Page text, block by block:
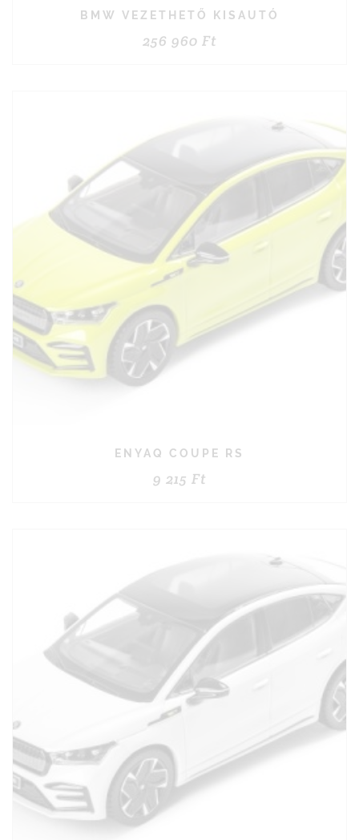
BMW VEZETHETŐ KISAUTÓ
256 960 Ft
ENYAQ COUPE RS
9 215 Ft